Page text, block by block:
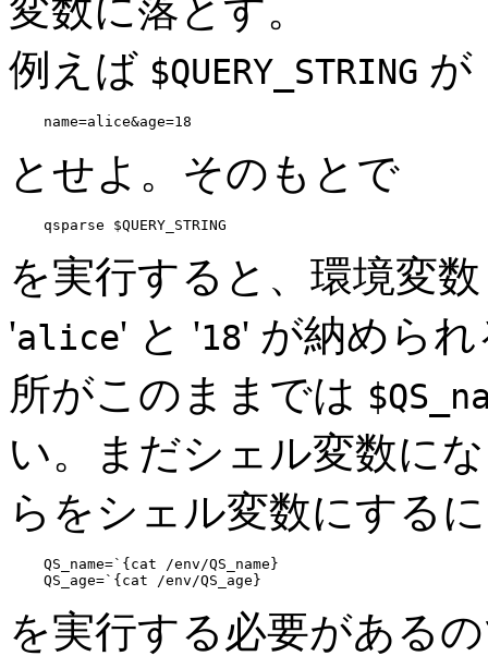
変数に落とす。
例えば $QUERY_STRING が
とせよ。そのもとで
を実行すると、環境変
'alice' と '18' が納めら
所がこのままでは
い。まだシェル変数に
らをシェル変数にする
QS_name=`{cat /env/QS_name}
を実行する必要がある